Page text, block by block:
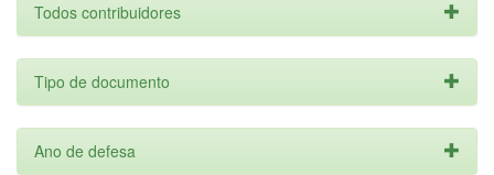
Todos contribuidores
Tipo de documento
Ano de defesa